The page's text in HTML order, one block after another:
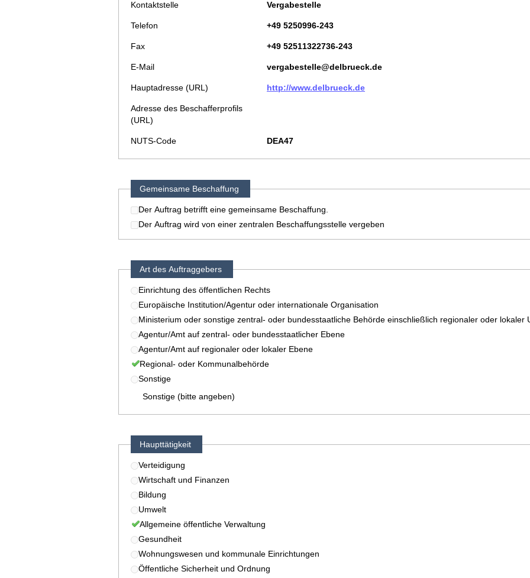
Kontaktstelle Vergabestelle
Telefon +49 5250996-243
Fax +49 52511322736-243
E-Mail vergabestelle@delbrueck.de
Hauptadresse (URL) http://www.delbrueck.de
Adresse des Beschafferprofils
(URL)
NUTS-Code DEA47
Gemeinsame Beschaffung
Der Auftrag betrifft eine gemeinsame Beschaffung.
Der Auftrag wird von einer zentralen Beschaffungsstelle vergeben
Art des Auftraggebers
Einrichtung des öffentlichen Rechts
Europäische Institution/Agentur oder internationale Organisation
Ministerium oder sonstige zentral- oder bundesstaatliche Behörde einschließlich regionaler oder lokaler
Agentur/Amt auf zentral- oder bundesstaatlicher Ebene
Agentur/Amt auf regionaler oder lokaler Ebene
Regional- oder Kommunalbehörde
Sonstige
Sonstige (bitte angeben)
Haupttätigkeit
Verteidigung
Wirtschaft und Finanzen
Bildung
Umwelt
Allgemeine öffentliche Verwaltung
Gesundheit
Wohnungswesen und kommunale Einrichtungen
Öffentliche Sicherheit und Ordnung